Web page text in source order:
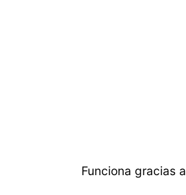
Funciona gracias a